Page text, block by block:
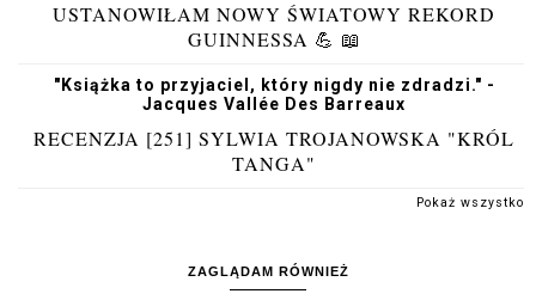
USTANOWIŁAM NOWY ŚWIATOWY REKORD
GUINNESSA 💪 📖
"Książka to przyjaciel, który nigdy nie zdradzi." -
Jacques Vallée Des Barreaux
RECENZJA [251] SYLWIA TROJANOWSKA "KRÓL
TANGA"
Pokaż wszystko
ZAGLĄDAM RÓWNIEŻ